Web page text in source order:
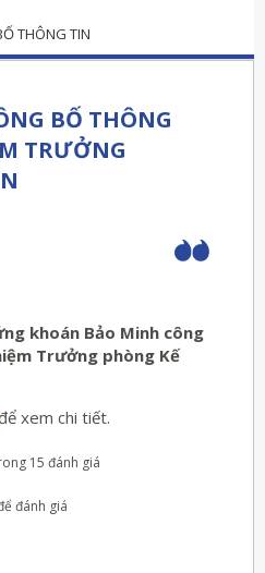
THÔNG TIN
BỐ THÔNG
TRƯỞNG
khoán Bảo Minh công
Trưởng phòng Kế
xem chi tiết.
15 đánh giá
đánh giá